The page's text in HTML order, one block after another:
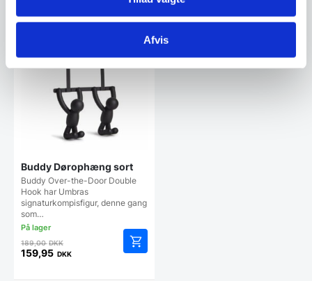
Afvis
999,00 DKK.
Vi prismatcher
Buddy Dørophæng sort
Buddy Over-the-Door Double
Hook har Umbras
signaturkompisfigur, denne gang
som…
189,00DKKDen
oprindelige
159,95 DKK
aktuelle